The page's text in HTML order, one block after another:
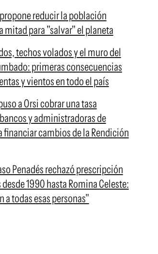
reducir la población
mitad para "salvar" el planeta
techos volados y el muro del
primeras consecuencias
y vientos en todo el país
a Orsi cobrar una tasa
y administradoras de
financiar cambios de la Rendición
Penadés rechazó prescripción
1990 hasta Romina Celeste:
a todas esas personas"